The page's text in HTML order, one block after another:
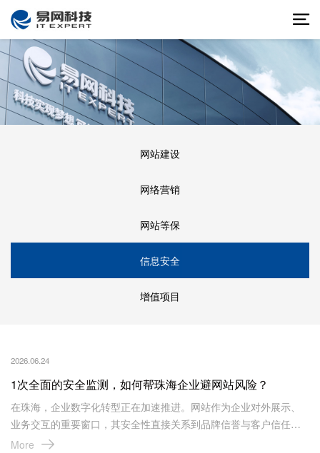
网站建设
网络营销
网站等保
信息安全
增值项目
2026.06.24
1次全面的安全监测，如何帮珠海企业避网站风险？
在珠海，企业数字化转型正在加速推进。网站作为企业对外展示、
业务交互的重要窗口，其安全性直接关系到品牌信誉与客户信任。
然而，网站面临的潜在风险往往隐藏在不易察觉的角落——代码深
More